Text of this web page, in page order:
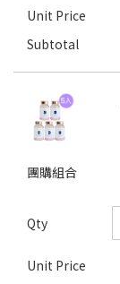
Unit Price
Subtotal
團購組合
Qty
Unit Price